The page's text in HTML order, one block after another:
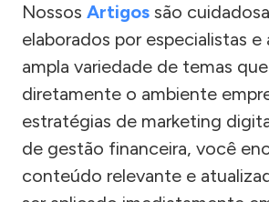
Nossos Artigos são
elaborados por especialistas e
ampla variedade de temas
diretamente o ambiente
estratégias de marketing
de gestão financeira, você
conteúdo relevante e